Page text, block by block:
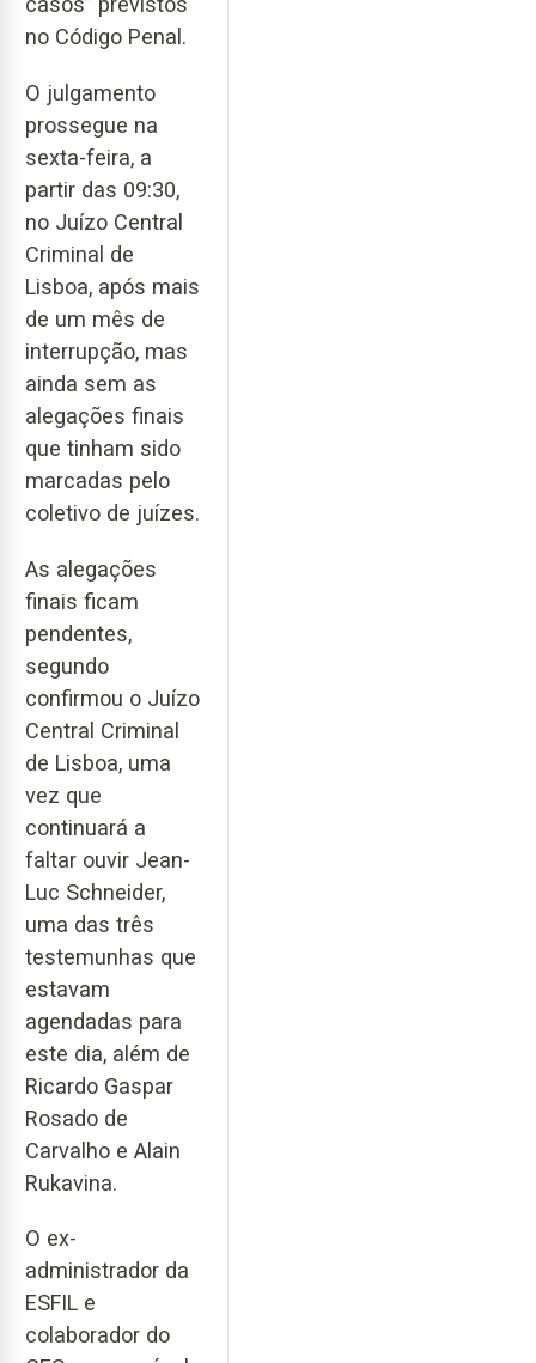
no Código Penal.
O julgamento
prossegue na
sexta-feira, a
partir das 09:30,
no Juízo Central
Criminal de
Lisboa, após mais
de um mês de
interrupção, mas
ainda sem as
alegações finais
que tinham sido
marcadas pelo
coletivo de juízes.
As alegações
finais ficam
pendentes,
segundo
confirmou o Juízo
Central Criminal
de Lisboa, uma
vez que
continuará a
faltar ouvir Jean-
Luc Schneider,
uma das três
testemunhas que
estavam
agendadas para
este dia, além de
Ricardo Gaspar
Rosado de
Carvalho e Alain
Rukavina.
O ex-
administrador da
ESFIL e
colaborador do